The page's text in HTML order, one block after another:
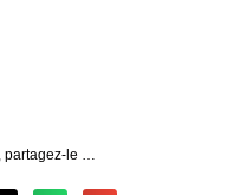
partagez-le …